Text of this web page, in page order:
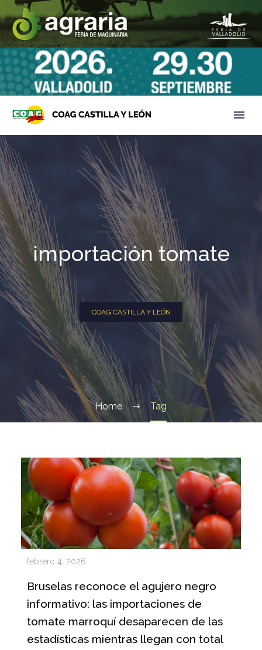
importación tomate
COAG CASTILLA Y LEÓN
Home Tag
febrero 4, 2026
Bruselas reconoce el agujero negro
informativo: las importaciones de
tomate marroquí desaparecen de las
estadísticas mientras llegan con total